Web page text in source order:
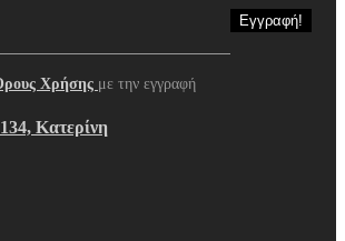
Χρήσης με την εγγραφή
Κατερίνη